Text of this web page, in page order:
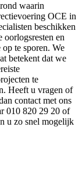
waarin
OCE in
beschikken
oorlogsresten en
op te sporen. We
betekent dat we
te
Heeft u vragen of
contact met ons
010 820 29 20 of
u zo snel mogelijk